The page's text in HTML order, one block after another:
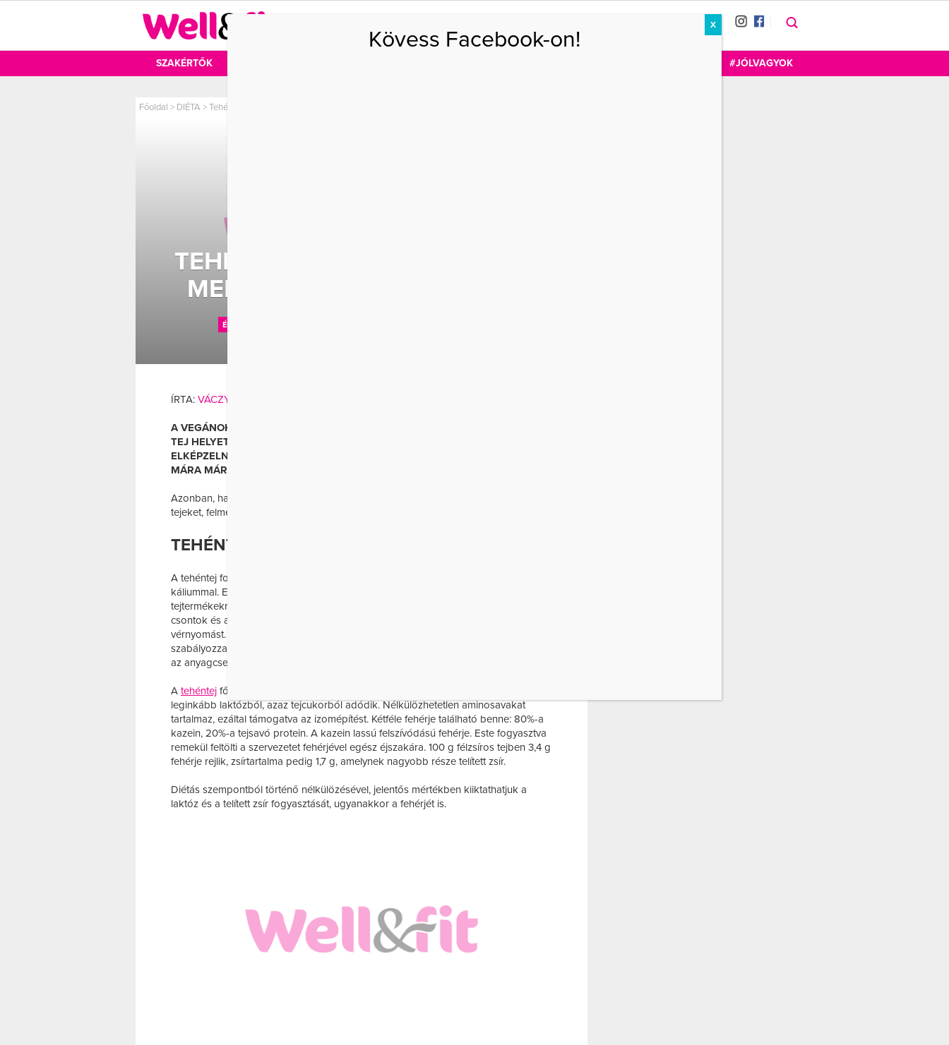
SZAKÉRTŐK #JÓLVAGYOK
Főoldal > DIÉTA >Tehéntej vagy növényi tej? Melyik az egészségesebb?
TEHÉNTEJ VAGY NÖVÉNYI TEJ?
MELYIK AZ EGÉSZSÉGESEBB?
ÉTKEZÉS
ÍRTA: VÁCZY ANIKÓ
A VEGÁNOKTÓL A „HOGY LEHET HÚS NÉLKÜL ÉLNI?” UTÁN A „MIT ISZOL
TEJ HELYETT?” AZ EGYIK LEGGYAKRABBAN FELTETT KÉRDÉS. BÁR NEHÉZ
ELKÉPZELNI, HOGYAN LEHET EZEN ALAPÉLELMISZEREK NÉLKÜL ÉLNI,
MÁRA MÁR SOKAN DIVATBÓL ISSZÁK A KÜLÖNBÖZŐ TEJHELYETTESÍTŐKET.
Azonban, ha nem elvi okokból vagy laktózintolerancia miatt választjuk a növényi
tejeket, felmerül a kérdés, hogy ez a döntés egészségünket szolgálja-e.
TEHÉNTEJ
A tehéntej fogyasztása egészséges, hiszen tele van kalciummal, D-vitaminnal és
káliummal. Ez természetesen nemcsak a tejre igaz, hanem a különböző
tejtermékekre is, mint a joghurt és a sajt. Gazdag kalciumban, ezáltal szolgálja a
csontok és a fogak egészségét. A benne található kálium pedig csökkenti a
vérnyomást. A kutatások eredményei szerint a tehéntej rendszeres fogyasztása
szabályozza a vércukor szintjét. A benne található B-vitaminok és ásványi anyagok
az anyagcsere szabályozásában kapnak kiemelt szerepet.
A tehéntej főleg szénhidrátból, fehérjéből és vízből áll. Szénhidráttartalma
leginkább laktózból, azaz tejcukorból adódik. Nélkülözhetetlen aminosavakat
tartalmaz, ezáltal támogatva az izomépítést. Kétféle fehérje található benne: 80%-a
kazein, 20%-a tejsavó protein. A kazein lassú felszívódású fehérje. Este fogyasztva
remekül feltölti a szervezetet fehérjével egész éjszakára. 100 g félzsíros tejben 3,4 g
fehérje rejlik, zsírtartalma pedig 1,7 g, amelynek nagyobb része telített zsír.
Diétás szempontból történő nélkülözésével, jelentős mértékben kiiktathatjuk a
laktóz és a telített zsír fogyasztását, ugyanakkor a fehérjét is.
Kövess Facebook-on!
X